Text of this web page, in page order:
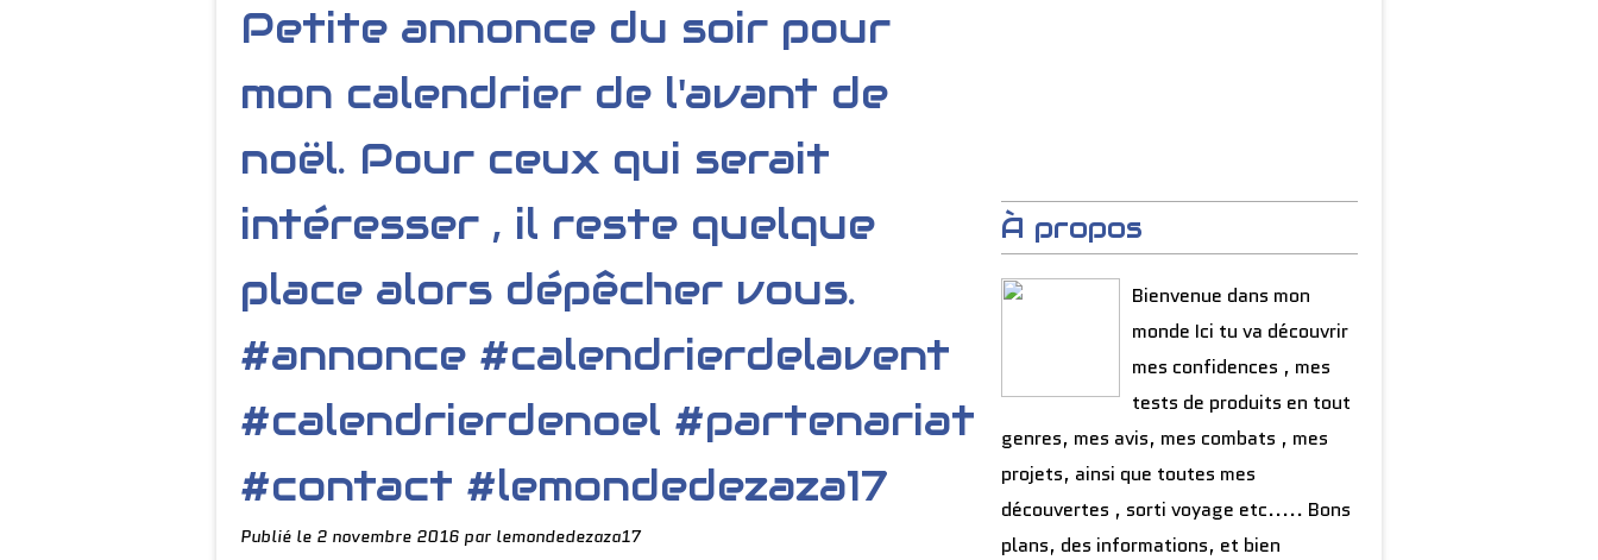
Petite annonce du soir pour
mon calendrier de l'avant de
noël. Pour ceux qui serait
intéresser , il reste quelque
place alors dépêcher vous.
#annonce #calendrierdelavent
#calendrierdenoel #partenariat
#contact #lemondedezaza17
Publié le 2 novembre 2016 par lemondedezaza17
À propos
Bienvenue dans mon
monde Ici tu va découvrir
mes confidences , mes
tests de produits en tout
genres, mes avis, mes combats , mes
projets, ainsi que toutes mes
découvertes , sorti voyage etc..... Bons
plans, des informations, et bien